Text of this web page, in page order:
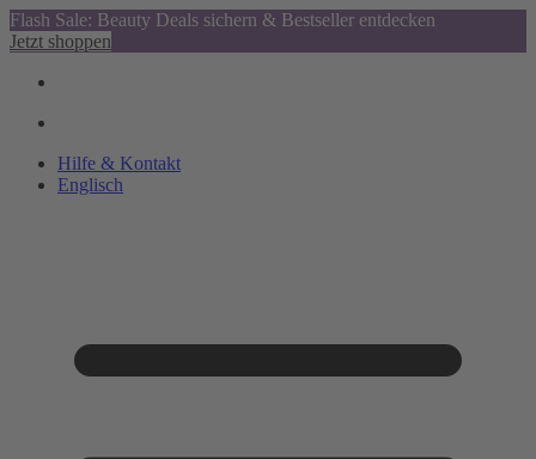
Flash Sale: Beauty Deals sichern & Bestseller entdecken
Jetzt shoppen
Hilfe & Kontakt
Englisch